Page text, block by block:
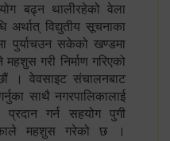
बढ्न थालीरहेको वेला
विद्युतीय सूचनाका
पुर्याचउन सकेको खण्डमा
गरी निर्माण गरिएको
। वेवसाइट संचालनबाट
साथै नगरपालिकालाई
गर्न सहयोग पुगी
महशुस गरेको छ ।